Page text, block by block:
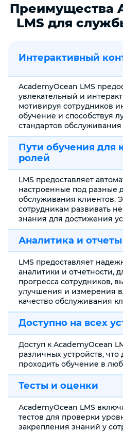
Преимущества
LMS для
Интерактивный
AcademyOcean LMS
увлекательный и
мотивируя сотрудников
обучение и способствуя
стандартов
Пути обучения для
ролей
LMS предоставляет
настроенные под разные
обслуживания клиентов.
сотрудникам развивать
знания для достижения
Аналитика и отчеты
LMS предоставляет
аналитики и отчетности,
прогресса сотрудников,
улучшения и измерения
качество обслуживания
Доступно на всех
Доступ к AcademyOcean
различных устройств, что
проходить обучение в
Тесты и оценки
AcademyOcean LMS
тестов для проверки
закрепления знаний у